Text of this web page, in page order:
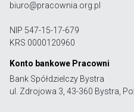
biuro@pracownia.org.pl
NIP 547-15-17-679
KRS 0000120960
Konto bankowe Pracowni
Bank Spółdzielczy Bystra
ul. Zdrojowa 3, 43-360 Bystra,